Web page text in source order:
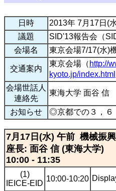
日時
2013年 7月17日(
議題
SID'13報告会（
会場名
東京会場7/17(水)
交通案内
東京会場（ http://
kyoto.jp/index.html
会場世話人
連絡先
東海大学 面谷 信
お知らせ ◎京都での３，６
7月17日(水) 午前 機械振
座長: 面谷 信 (東海大学)
10:00 - 11:35
(1)
IEICE-EID
10:00-10:20